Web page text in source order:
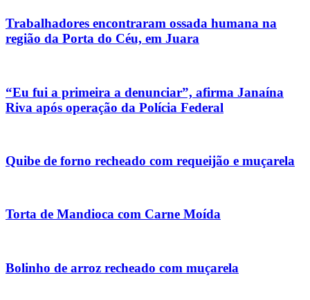
Trabalhadores encontraram ossada humana na
região da Porta do Céu, em Juara
“Eu fui a primeira a denunciar”, afirma Janaína
Riva após operação da Polícia Federal
Quibe de forno recheado com requeijão e muçarela
Torta de Mandioca com Carne Moída
Bolinho de arroz recheado com muçarela